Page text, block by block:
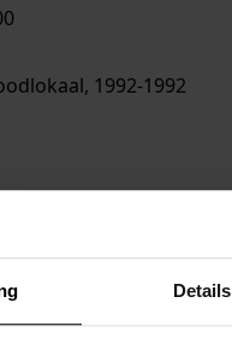
Details
1992-1992